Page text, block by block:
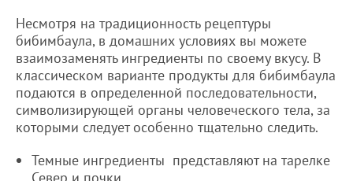
Несмотря на традиционность рецептуры
бибимбаула, в домашних условиях вы можете
взаимозаменять ингредиенты по своему вкусу. В
классическом варианте продукты для бибимбаула
подаются в определенной последовательности,
символизирующей органы человеческого тела, за
которыми следует особенно тщательно следить.
Темные ингредиенты представляют на тарелке
Север и почки.